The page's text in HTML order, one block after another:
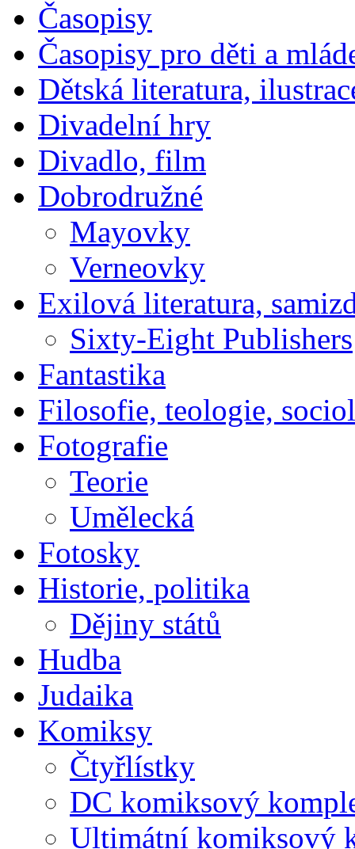
Časopisy
Časopisy pro děti a
Dětská literatura,
Divadelní hry
Divadlo, film
Dobrodružné
Mayovky
Verneovky
Exilová literatura,
Sixty-Eight Publishers
Fantastika
Filosofie, teologie,
Fotografie
Teorie
Umělecká
Fotosky
Historie, politika
Dějiny států
Hudba
Judaika
Komiksy
Čtyřlístky
DC komiksový
Ultimátní komiksový